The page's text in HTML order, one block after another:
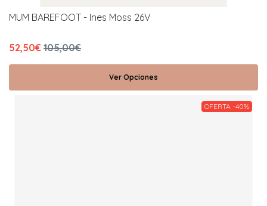
MUM BAREFOOT - Ines Moss 26V
52,50€ 105,00€
Ver Opciones
OFERTA -40%